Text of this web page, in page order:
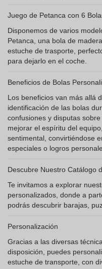
Juego de Petanca con 6
Disponemos de varios
Petanca, una bola de
estuche de trasporte,
para dejarlo en el coche.
Beneficios de Bolas
Los beneficios van más allá
identificación de las bolas
confusiones y disputas
mejorar el espíritu del
sentimental, convirtiéndose
especiales o logros
Descubre Nuestro Catálogo
Te invitamos a explorar
personalizados, donde a
podrás descubrir barajas,
Personalización
Gracias a las diversas
disposición, puedes
estuche de transporte, con